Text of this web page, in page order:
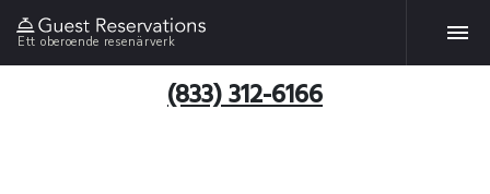
Ett oberoende resenärverk
(833) 312-6166